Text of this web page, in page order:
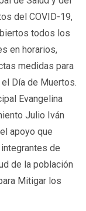
del COVID-19,
todos los
en horarios,
medidas para
Día de Muertos.
Evangelina
Julio Iván
apoyo que
de
de la población
Mitigar los